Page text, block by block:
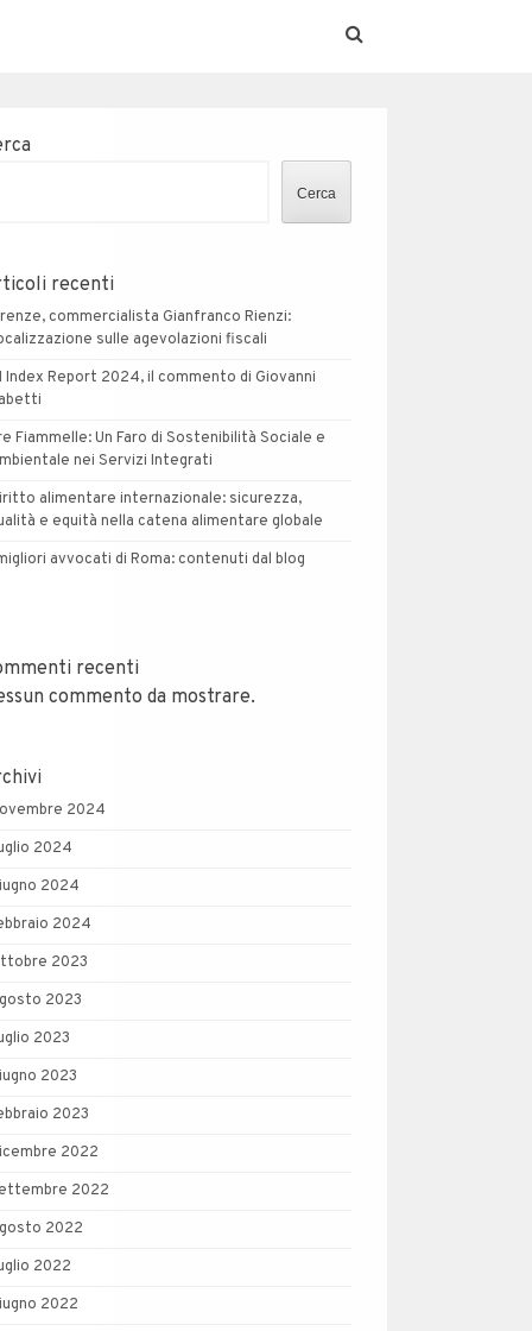
Cerca
recenti
commercialista Gianfranco Rienzi:
sulle agevolazioni fiscali
Index Report 2024, il commento di Giovanni
Fiammelle: Un Faro di Sostenibilità Sociale e
nei Servizi Integrati
alimentare internazionale: sicurezza,
e equità nella catena alimentare globale
avvocati di Roma: contenuti dal blog
recenti
commento da mostrare.
2024
2024
2024
2024
2023
2023
2023
2023
2023
2022
2022
2022
2022
2022